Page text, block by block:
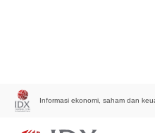
Informasi ekonomi, saham dan